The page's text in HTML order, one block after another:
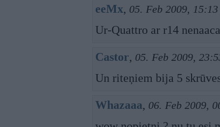
eeMx, 05. Feb 2009, 15:13
Ur-Quattro ar r14
Castor, 05. Feb 2009,
Un riteņiem bija 5
Whazaaa, 06. Feb 2009,